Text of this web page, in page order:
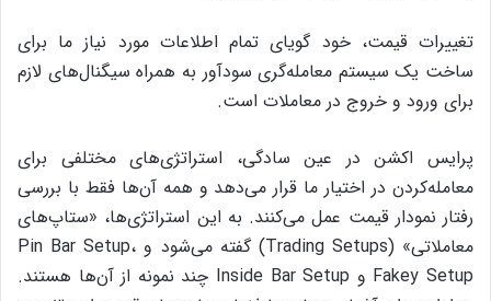
تغییرات قیمت، خود گویای تمام اطلاعات مورد نیاز ما برای
ساخت یک سیستم معامله‌گری سودآور به همراه سیگنال‌های لازم
برای ورود و خروج در معاملات است.
پرایس اکشن در عین سادگی، استراتژی‌های مختلفی برای
معامله‌کردن در اختیار ما قرار می‌دهد و همه‌ آن‌ها فقط با بررسی
رفتار نمودار قیمت عمل می‌کنند. به این استراتژی‌ها، «ستاپ‌های
معاملاتی» (Trading Setups) گفته می‌شود و Pin Bar Setup،
Fakey Setup و Inside Bar Setup چند نمونه از آن‌ها هستند.